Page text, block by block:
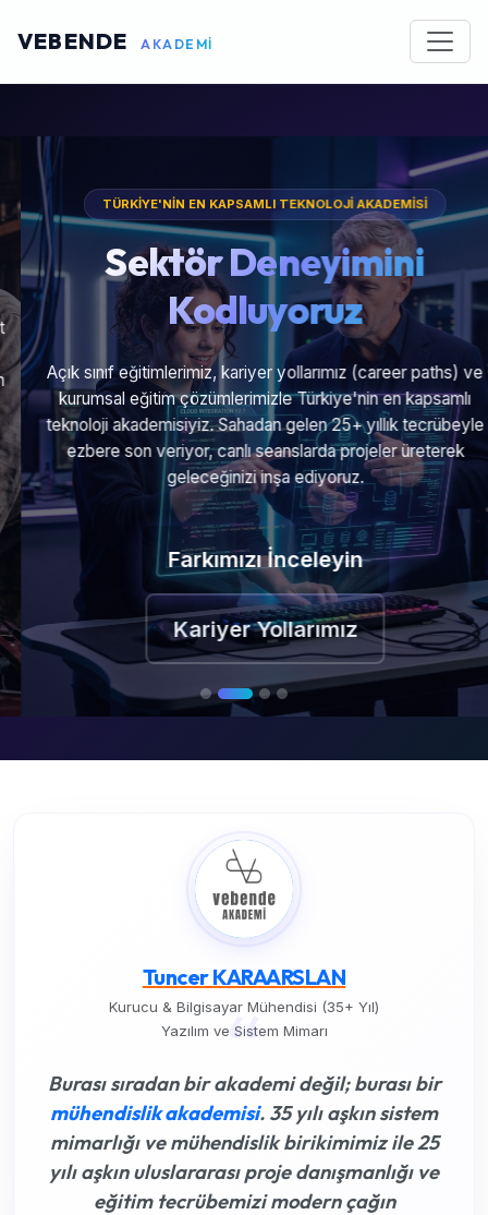
VEBENDE AKADEMİ
TÜRKİYE'NİN EN KAPSAMLI TEKNOLOJİ AKADEMİSİ
Sektör Deneyimini
Kodluyoruz
Açık sınıf eğitimlerimiz, kariyer yollarımız (career paths) ve
kurumsal eğitim çözümlerimizle Türkiye'nin en kapsamlı
teknoloji akademisiyiz. Sahadan gelen 25+ yıllık tecrübeyle
ezbere son veriyor, canlı seanslarda projeler üreterek
geleceğinizi inşa ediyoruz.
Farkımızı İnceleyin
Kariyer Yollarımız
Tuncer KARAARSLAN
Kurucu & Bilgisayar Mühendisi (35+ Yıl)
Yazılım ve Sistem Mimarı
“
Burası sıradan bir akademi değil; burası bir
mühendislik akademisi. 35 yılı aşkın sistem
mimarlığı ve mühendislik birikimimiz ile 25
yılı aşkın uluslararası proje danışmanlığı ve
eğitim tecrübemizi modern çağın